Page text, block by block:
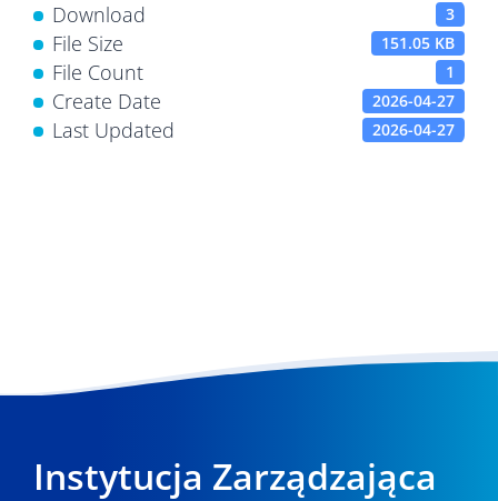
Download 3
File Size 151.05 KB
File Count 1
Create Date 2026-04-27
Last Updated 2026-04-27
Instytucja Zarządzająca